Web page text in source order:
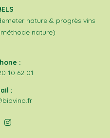
nature & progrès vins
nature)
:
10 62 01
: